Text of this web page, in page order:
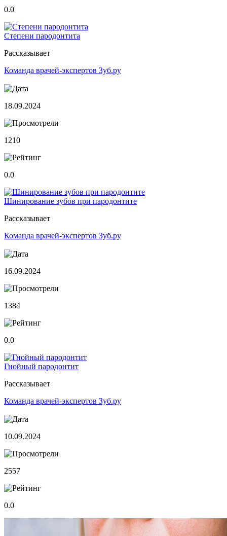
0.0
Степени пародонтита
Рассказывает
Команда врачей-экспертов Зуб.ру
18.09.2024
1210
0.0
Шинирование зубов при пародонтите
Рассказывает
Команда врачей-экспертов Зуб.ру
16.09.2024
1384
0.0
Гнойный пародонтит
Рассказывает
Команда врачей-экспертов Зуб.ру
10.09.2024
2557
0.0